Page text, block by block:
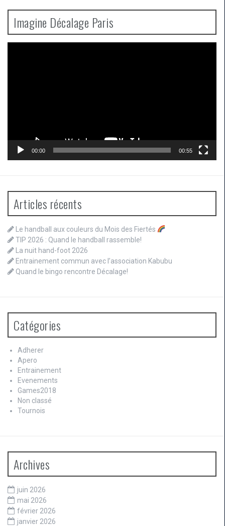
Imagine Décalage Paris
00:00 00:55
Articles récents
Le handball aux couleurs du Mois des Fiertés
TIP 2026 : Quand le handball rassemble!
La nuit hand-foot 2026
Entrainement commun avec l’association Kabubu
Quand le bingo rencontre Décalage!
Catégories
Adherer
Apero
Entrainement
Evenements
Games2018
Non classé
Tournois
Archives
juin 2026
mai 2026
février 2026
janvier 2026